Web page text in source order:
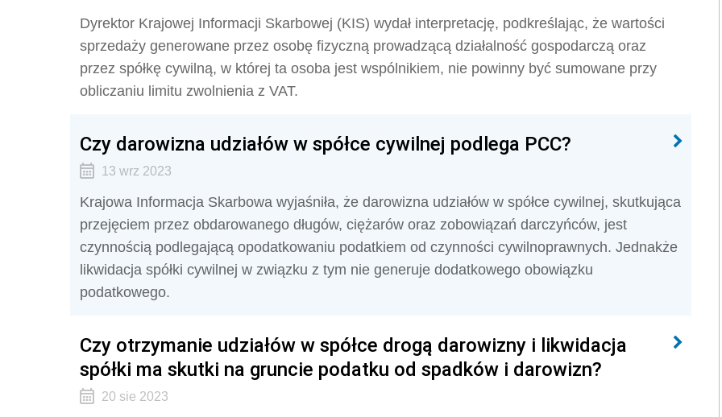
Dyrektor Krajowej Informacji Skarbowej (KIS) wydał interpretację, podkreślając, że wartości
sprzedaży generowane przez osobę fizyczną prowadzącą działalność gospodarczą oraz
przez spółkę cywilną, w której ta osoba jest wspólnikiem, nie powinny być sumowane przy
obliczaniu limitu zwolnienia z VAT.
Czy darowizna udziałów w spółce cywilnej podlega PCC?
13 wrz 2023
Krajowa Informacja Skarbowa wyjaśniła, że darowizna udziałów w spółce cywilnej, skutkująca
przejęciem przez obdarowanego długów, ciężarów oraz zobowiązań darczyńców, jest
czynnością podlegającą opodatkowaniu podatkiem od czynności cywilnoprawnych. Jednakże
likwidacja spółki cywilnej w związku z tym nie generuje dodatkowego obowiązku
podatkowego.
Czy otrzymanie udziałów w spółce drogą darowizny i likwidacja
spółki ma skutki na gruncie podatku od spadków i darowizn?
20 sie 2023